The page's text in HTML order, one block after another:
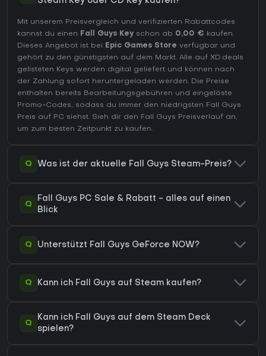
Mit unserem Preisvergleich und verifizierten Rabattcodes
kannst du einen Fall Guys Key schon ab 0,00 € kaufen.
Dieses Angebot ist bei Epic Games Store verfügbar und
gehört zu den günstigsten auf dem Markt. Alle auf XD.deals
gelisteten Keys werden digital geliefert und können nach
der Zahlung sofort heruntergeladen werden. Die Preise
enthalten bereits Bearbeitungsgebühren und eingelöste
Promo-Codes, sodass du immer den niedrigsten Fall Guys
Preis auf PC siehst. Sieh dir den Fall Guys Preisverlauf an,
um zum besten Zeitpunkt zu kaufen.
Q Was ist der aktuelle Fall Guys Steam-Preis?
Q
Fall Guys PC Sale & Rabatt - alles auf einen
Blick
Q Unterstützt Fall Guys GeForce NOW?
Q Kann ich Fall Guys auf Steam kaufen?
Q
Kann ich Fall Guys auf dem Steam Deck
spielen?